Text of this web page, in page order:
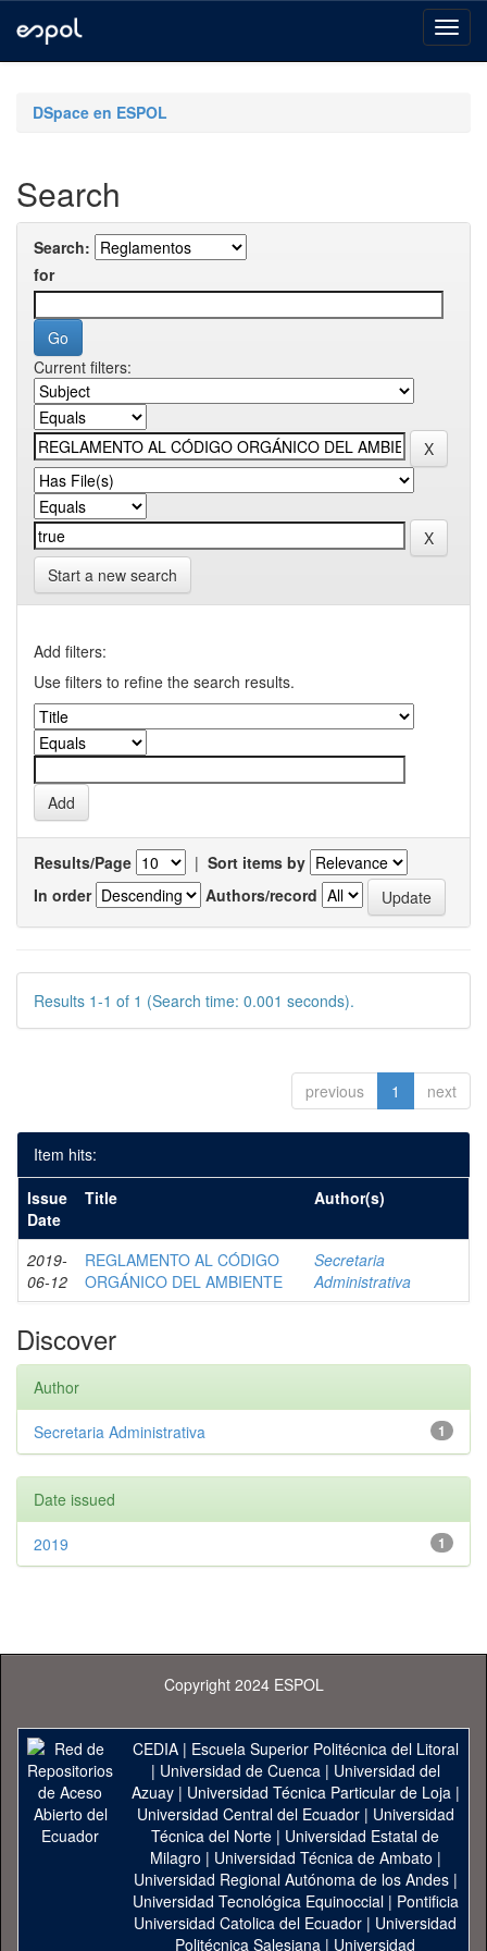
navigationDSpace en ESPOL
Search
Search:
for
Current filters:
Start a new search
Add filters:
Use filters to refine the search results.
Results/Page | Sort items by
In order
Authors/record
Results 1-1 of 1 (Search time: 0.001 seconds).
previous 1 next
Item hits:
Issue
Date
Title Author(s)
2019-
06-12
REGLAMENTO AL CÓDIGO
ORGÁNICO DEL AMBIENTE
Secretaria
Administrativa
Discover
Author
1
Secretaria Administrativa
Date issued
1
2019
Copyright 2024 ESPOL
CEDIA| Escuela Superior Politécnica del Litoral
| Universidad de Cuenca| Universidad del
Azuay| Universidad Técnica Particular de Loja|
Universidad Central del Ecuador| Universidad
Técnica del Norte | Universidad Estatal de
Milagro | Universidad Técnica de Ambato |
Universidad Regional Autónoma de los Andes|
Universidad Tecnológica Equinoccial| Pontificia
Universidad Catolica del Ecuador | Universidad
Politécnica Salesiana | Universidad